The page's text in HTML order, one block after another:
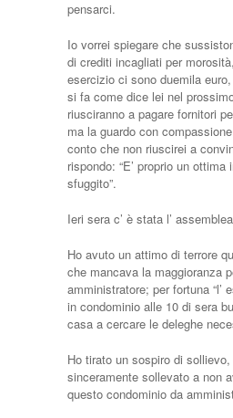
pensarci.
Io vorrei spiegare che
di crediti incagliati per
esercizio ci sono duemila
si fa come dice lei nel
riusciranno a pagare fornitori
ma la guardo con
conto che non riuscirei a
rispondo: “E’ proprio un
sfuggito”.
Ieri sera c’ è stata l’
Ho avuto un attimo di terrore
che mancava la maggioranza
amministratore; per fortuna “l’
in condominio alle 10 di sera
casa a cercare le deleghe
Ho tirato un sospiro di
sinceramente sollevato a non
questo condominio da